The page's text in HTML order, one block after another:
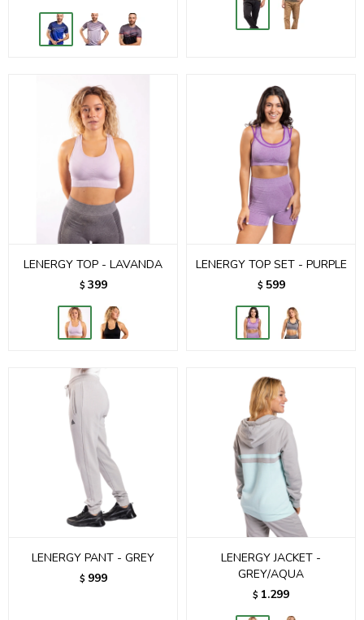
LENERGY TOP - LAVANDA
$ 399
LENERGY TOP SET - PURPLE
$ 599
LENERGY PANT - GREY
$ 999
LENERGY JACKET -
GREY/AQUA
$ 1.299